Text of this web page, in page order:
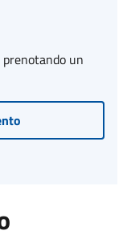
un